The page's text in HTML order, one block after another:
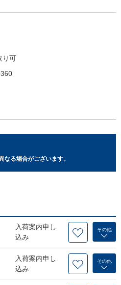
り可
なる場合がございます。
入荷案内申し
込み
その他
入荷案内申し
込み
その他